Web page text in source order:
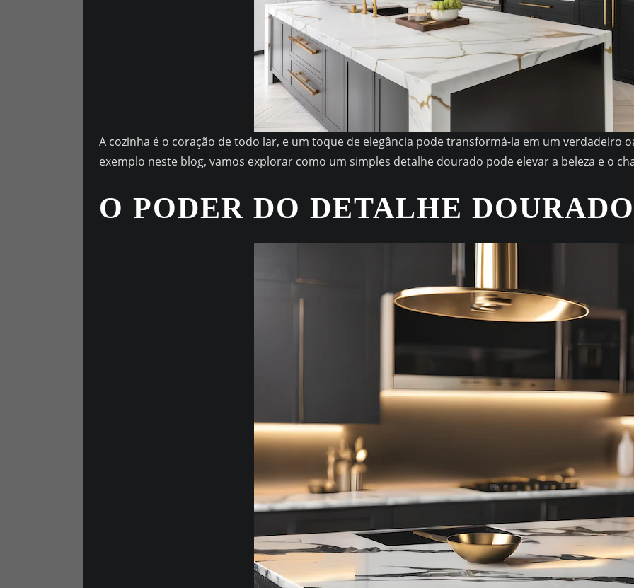
A cozinha é o coração de todo lar, e um toque de elegância pode transformá-la em um verdadeiro
exemplo neste blog, vamos explorar como um simples detalhe dourado pode elevar a beleza e o
O PODER DO DETALHE DOURADO